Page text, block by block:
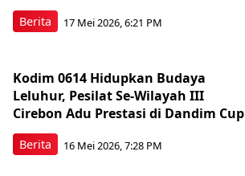
Berita 17 Mei 2026, 6:21 PM
Berita
Kodim 0614 Hidupkan Budaya
Leluhur, Pesilat Se-Wilayah III
Cirebon Adu Prestasi di Dandim Cup
16 Mei 2026, 7:28 PM